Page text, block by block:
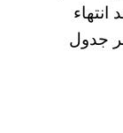
سنوات بعد انتهاء
جدول